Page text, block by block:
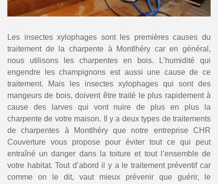
Les insectes xylophages sont les premières causes du
traitement de la charpente à Montlhéry car en général,
nous utilisons les charpentes en bois. L’humidité qui
engendre les champignons est aussi une cause de ce
traitement. Mais les insectes xylophages qui sont des
mangeurs de bois, doivent être traité le plus rapidement à
cause des larves qui vont nuire de plus en plus la
charpente de votre maison. Il y a deux types de traitements
de charpentes à Montlhéry que notre entreprise CHR
Couverture vous propose pour éviter tout ce qui peut
entraîné un danger dans la toiture et tout l’ensemble de
votre habitat. Tout d’abord il y a le traitement préventif car
comme on le dit, vaut mieux prévenir que guérir, le